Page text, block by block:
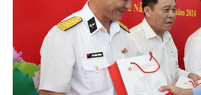
Infographic